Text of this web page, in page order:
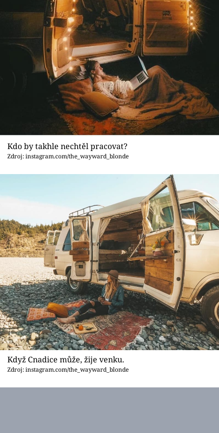
Kdo by takhle nechtěl pracovat?
Zdroj: instagram.com/the_wayward_blonde
Když Cnadice může, žije venku.
Zdroj: instagram.com/the_wayward_blonde